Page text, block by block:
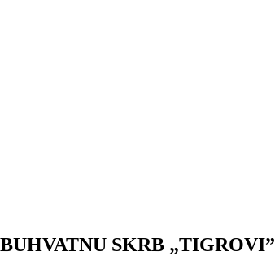
SKRB „TIGROVI”